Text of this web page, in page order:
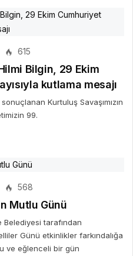
615
Bilgin, 29 Ekim
kutlama mesajı
Kurtuluş Savaşımızın
99.
568
Mutlu Günü
Belediyesi tarafından
Günü etkinlikler farkındalığa
ve eğlenceli bir gün